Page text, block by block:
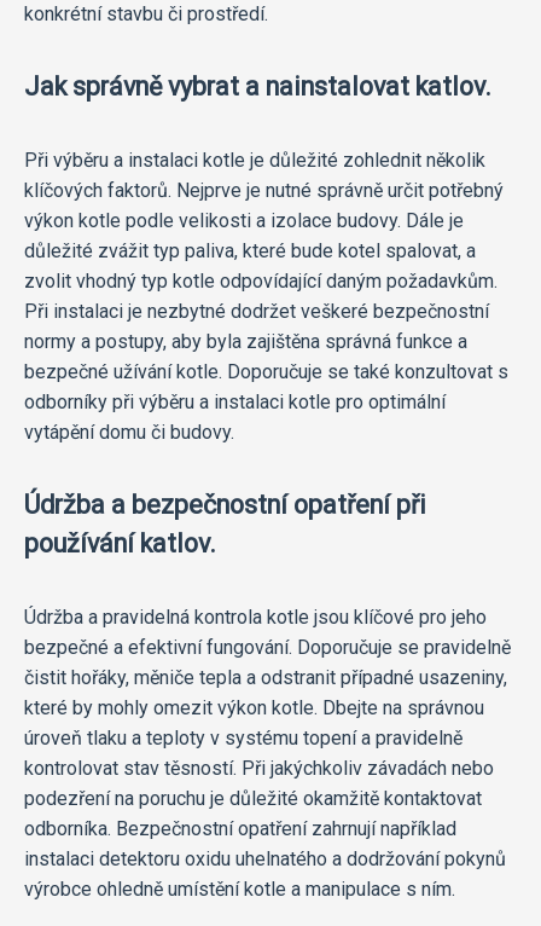
konkrétní stavbu či prostředí.
Jak správně vybrat a nainstalovat katlov.
Při výběru a instalaci kotle je důležité zohlednit několik
klíčových faktorů. Nejprve je nutné správně určit potřebný
výkon kotle podle velikosti a izolace budovy. Dále je
důležité zvážit typ paliva, které bude kotel spalovat, a
zvolit vhodný typ kotle odpovídající daným požadavkům.
Při instalaci je nezbytné dodržet veškeré bezpečnostní
normy a postupy, aby byla zajištěna správná funkce a
bezpečné užívání kotle. Doporučuje se také konzultovat s
odborníky při výběru a instalaci kotle pro optimální
vytápění domu či budovy.
Údržba a bezpečnostní opatření při
používání katlov.
Údržba a pravidelná kontrola kotle jsou klíčové pro jeho
bezpečné a efektivní fungování. Doporučuje se pravidelně
čistit hořáky, měniče tepla a odstranit případné usazeniny,
které by mohly omezit výkon kotle. Dbejte na správnou
úroveň tlaku a teploty v systému topení a pravidelně
kontrolovat stav těsností. Při jakýchkoliv závadách nebo
podezření na poruchu je důležité okamžitě kontaktovat
odborníka. Bezpečnostní opatření zahrnují například
instalaci detektoru oxidu uhelnatého a dodržování pokynů
výrobce ohledně umístění kotle a manipulace s ním.